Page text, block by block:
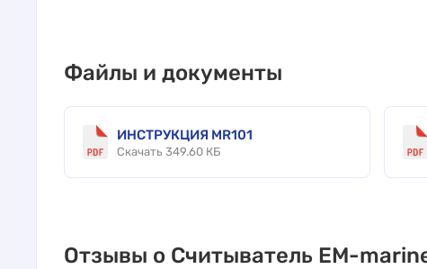
Файлы и документы
ИНСТРУКЦИЯ MR101
Скачать 349.60 КБ
Отзывы о Считыватель EM-